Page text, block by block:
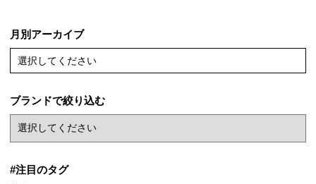
月別アーカイブ
選択してください
ブランドで絞り込む
#注目のタグ